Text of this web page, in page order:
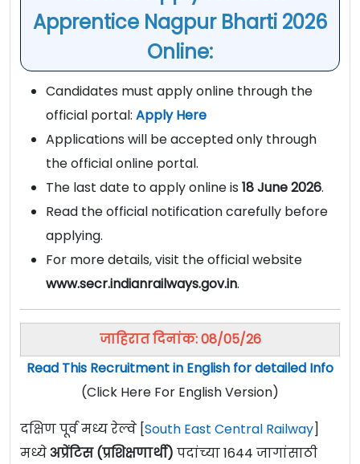
Apprentice Nagpur Bharti 2026
Online:
Candidates must apply online through the
official portal: Apply Here
Applications will be accepted only through
the official online portal.
The last date to apply online is 18 June 2026.
Read the official notification carefully before
applying.
For more details, visit the official website
www.secr.indianrailways.gov.in.
जाहिरात दिनांक: 08/05/26
Read This Recruitment in English for detailed Info
(Click Here For English Version)
दक्षिण पूर्व मध्य रेल्वे [South East Central Railway]
मध्येअप्रेंटिस (प्रशिक्षणार्थी) पदांच्या 1644 जागांसाठी